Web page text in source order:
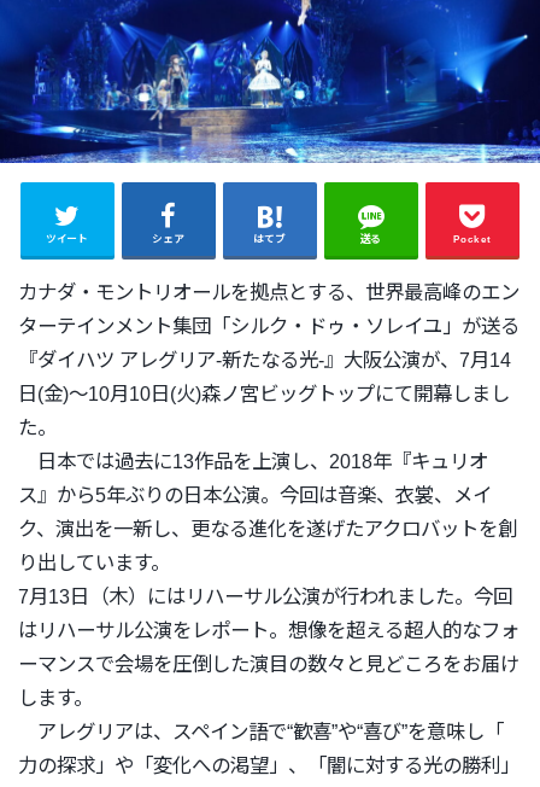
ツイート シェア はてブ 送る Pocket
カナダ・モントリオールを拠点とする、 世界最高峰のエン
ターテインメント集団「シルク・ドゥ・ ソレイユ」が送る
『ダイハツ アレグリア-新たなる光-』大阪公演が、7月14
日(金)〜10月10日(火)森ノ宮ビッグトップにて開幕しまし
た。
日本では過去に13作品を上演し、2018年『キュリオ
ス』 から5年ぶりの日本公演。今回は音楽、衣裳、メイ
ク、 演出を一新し、 更なる進化を遂げたアクロバットを創
り出しています。
7月13日（木）にはリハーサル公演が行われました。 今回
はリハーサル公演をレポート。 想像を超える超人的なフォ
ーマンスで会場を圧倒した演目の数々と 見どころをお届け
します。
アレグリアは、スペイン語で“歓喜”や“喜び”を意味し「
力の探求」や「変化への渇望」、「闇に対する光の勝利」